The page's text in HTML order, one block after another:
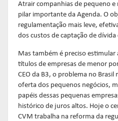
Atrair companhias de pequeno
pilar importante da Agenda. O
regulamentação mais leve,
dos custos de captação de dívida
Mas também é preciso estimular
títulos de empresas de menor
CEO da B3, o problema no Brasil
oferta dos pequenos negócios,
papéis dessas pequenas
histórico de juros altos. Hoje o
CVM trabalha na reforma da